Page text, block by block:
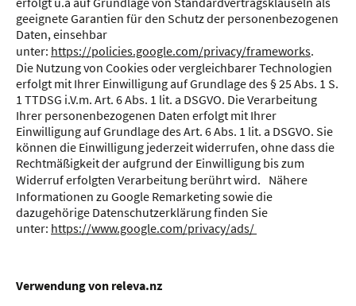
geeignete Garantien für den Schutz der personenbezogenen
Daten, einsehbar
unter: https://policies.google.com/privacy/frameworks.
Die Nutzung von Cookies oder vergleichbarer Technologien
erfolgt mit Ihrer Einwilligung auf Grundlage des § 25 Abs. 1 S.
1 TTDSG i.V.m. Art. 6 Abs. 1 lit. a DSGVO. Die Verarbeitung
Ihrer personenbezogenen Daten erfolgt mit Ihrer
Einwilligung auf Grundlage des Art. 6 Abs. 1 lit. a DSGVO. Sie
können die Einwilligung jederzeit widerrufen, ohne dass die
Rechtmäßigkeit der aufgrund der Einwilligung bis zum
Widerruf erfolgten Verarbeitung berührt wird. Nähere
Informationen zu Google Remarketing sowie die
dazugehörige Datenschutzerklärung finden Sie
unter: https://www.google.com/privacy/ads/
Verwendung von releva.nz